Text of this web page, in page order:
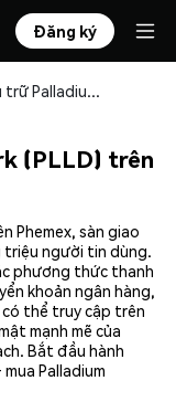
Đăng ký
Mua và lưu trữ Palladium Network (PLLD) an toàn
(PLLD) trên
Phemex, sàn giao
người tin dùng.
phương thức thanh
khoản ngân hàng,
có thể truy cập trên
mạnh mẽ của
Bắt đầu hành
Palladium